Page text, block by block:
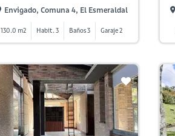
Envigado, Comuna 4, El Esmeraldal
130.0 m2 Habit. 3 Baños 3 Garaje 2